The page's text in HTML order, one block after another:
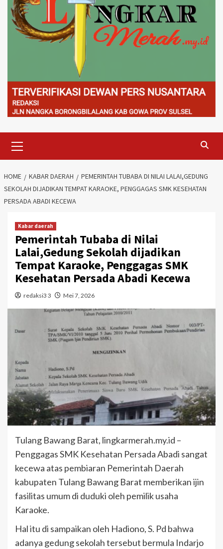
Menu
HOME KABAR DAERAH
PEMERINTAH TUBABA DI NILAI LALAI,GEDUNG
SEKOLAH DIJADIKAN TEMPAT KARAOKE, PENGGAGAS SMK KESEHATAN
PERSADA ABADI KECEWA
Kabar daerah
Pemerintah Tubaba di Nilai
Lalai,Gedung Sekolah dijadikan
Tempat Karaoke, Penggagas SMK
Kesehatan Persada Abadi Kecewa
redaksi3 3 Mei 7, 2026
Tulang Bawang Barat, lingkarmerah.my.id –
Penggagas SMK Kesehatan Persada Abadi sangat
kecewa atas pembiaran Pemerintah Daerah
kabupaten Tulang Bawang Barat memberikan ijin
fasilitas umum di duduki oleh pemilik usaha
Karaoke.
Hal itu di sampaikan oleh Hadiono, S. Pd bahwa
adanya gedung sekolah tersebut bermula Indarjo